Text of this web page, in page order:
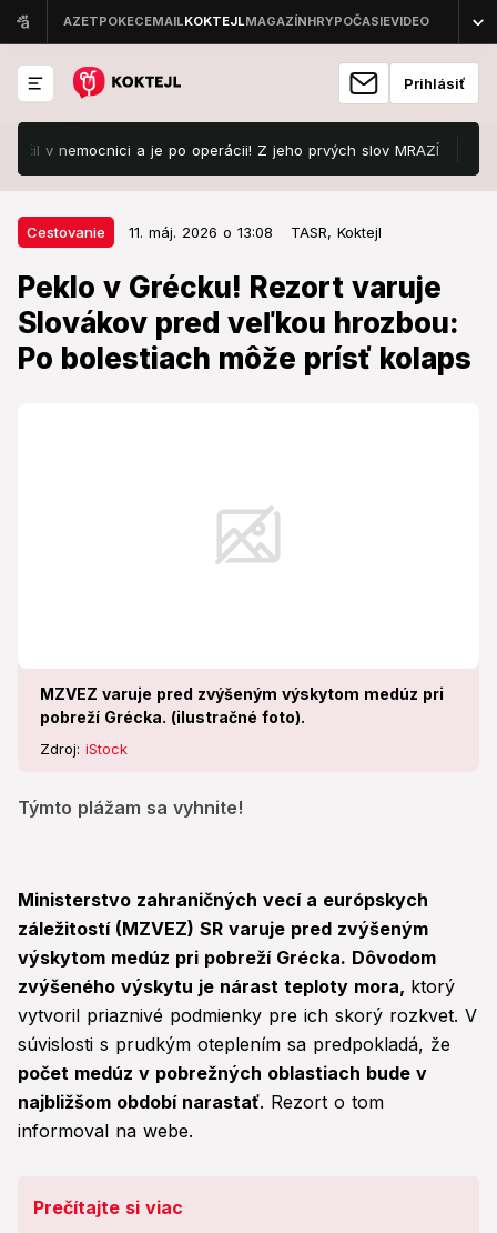
Prihlásiť
nemocnici a je po operácii! Z jeho prvých slov MRAZÍ
Cestovanie 11. máj. 2026 o 13:08 TASR, Koktejl
Peklo v Grécku! Rezort varuje
Slovákov pred veľkou hrozbou:
Po bolestiach môže prísť kolaps
MZVEZ varuje pred zvýšeným výskytom medúz pri
pobreží Grécka. (ilustračné foto).
Zdroj: iStock
Týmto plážam sa vyhnite!
Cestovanie 11. máj. 2026 o 13:08
Peklo v Grécku! Rezort varuje
Slovákov pred veľkou hrozbou: Po
bolestiach môže prísť kolaps
Ministerstvo zahraničných vecí a európskych
záležitostí (MZVEZ) SR varuje pred zvýšeným
výskytom medúz pri pobreží Grécka. Dôvodom
zvýšeného výskytu je nárast teploty mora, ktorý
vytvoril priaznivé podmienky pre ich skorý rozkvet. V
súvislosti s prudkým oteplením sa predpokladá, že
počet medúz v pobrežných oblastiach bude v
najbližšom období narastať. Rezort o tom
informoval na webe.
Prečítajte si viac